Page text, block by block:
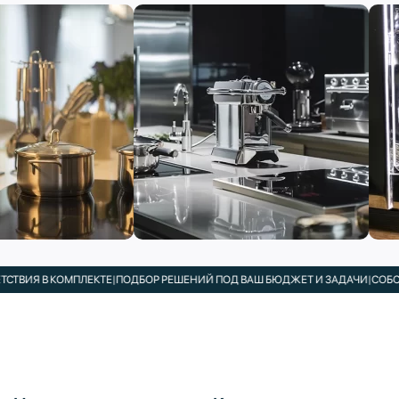
|ПОДБОР РЕШЕНИЙ ПОД ВАШ БЮДЖЕТ И ЗАДАЧИ|